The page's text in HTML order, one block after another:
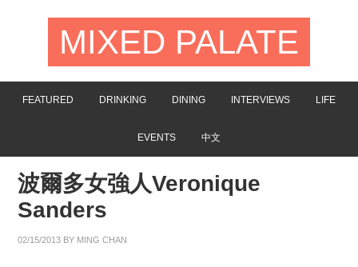
MIXED PALATE
FEATURED DRINKING DINING INTERVIEWS LIFE
EVENTS 中文
波爾多女強人Veronique
Sanders
02/15/2013 BY MING CHAN